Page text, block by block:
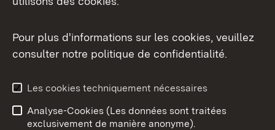
Aperçu des thèmes
Pour plus d'informations sur les cookies, veuillez
consulter notre politique de confidentialité.
Les cookies techniquement nécessaires
Analyse-Cookies (Les données sont traitées
exclusivement de manière anonyme).